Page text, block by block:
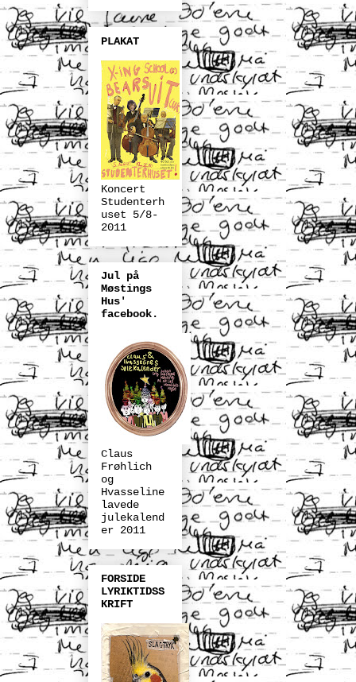
PLAKAT
Koncert
Studenterh
uset 5/8-
2011
Jul på
Møstings
Hus'
facebook.
Claus
Frøhlich
og
Hvasseline
lavede
julekalend
er 2011
FORSIDE
LYRIKTIDSS
KRIFT